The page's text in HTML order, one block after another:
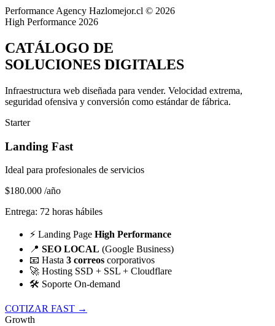
Performance Agency Hazlomejor.cl © 2026
High Performance 2026
CATÁLOGO DE
SOLUCIONES DIGITALES
Infraestructura web diseñada para vender. Velocidad extrema,
seguridad ofensiva y conversión como estándar de fábrica.
Starter
Landing Fast
Ideal para profesionales de servicios
$180.000 /año
Entrega: 72 horas hábiles
⚡ Landing Page High Performance
📍 SEO LOCAL (Google Business)
📧 Hasta 3 correos corporativos
🚀 Hosting SSD + SSL + Cloudflare
🛠️ Soporte On-demand
COTIZAR FAST →
Growth